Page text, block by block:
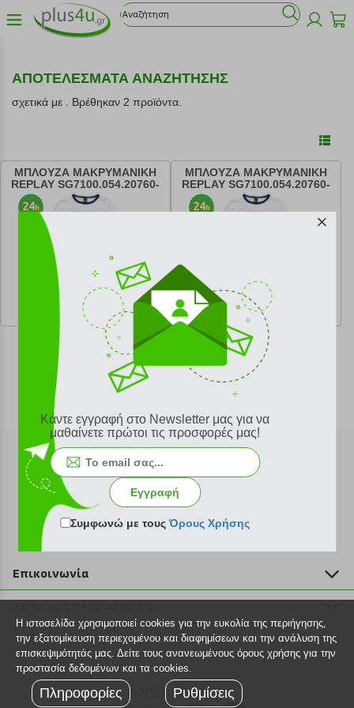
ΑΠΟΤΕΛΕΣΜΑΤΑ ΑΝΑΖΗΤΗΣΗΣ
σχετικά με . Βρέθηκαν 2 προϊόντα.
ΜΠΛΟΥΖΑ ΜΑΚΡΥΜΑΝΙΚΗ
REPLAY SG7100.054.20760-
001 ΛΕΥΚΟ (116 ΕΚ.)-(6 ΕΤΩΝ)
κωδ. 152042434
11.88 €
Ελάχιστη 30 ημερών 39.60 €
Προτεινόμενη λιανική 39.60 €
ΜΠΛΟΥΖΑ ΜΑΚΡΥΜΑΝΙΚΗ
REPLAY SG7100.054.20760-
001 ΛΕΥΚΟ (128 ΕΚ.)-(8 ΕΤΩΝ)
11.88 €
Ελάχιστη 30 ημερών 39.60 €
Προτεινόμενη λιανική 39.60 €
Επικοινωνία
211 2000 700
info@plus4u.gr
Η εταιρία
Σημεία παραλαβής
Ευκαιρίες καριέρας
Όροι χρήσης
Βοήθεια
Εξέλιξη παραγγελίας
Τρόποι παραγγελίας©2026 Plus4u.gr
Κάντε εγγραφή στο Newsletter μας για να
μαθαίνετε πρώτοι τις προσφορές μας!
Εγγραφή
Συμφωνώ με τουςΌρους Χρήσης
Η ιστοσελίδα χρησιμοποιεί cookies για την ευκολία της περιήγησης,
την εξατομίκευση περιεχομένου και διαφημίσεων και την ανάλυση της
επισκεψιμότητάς μας. Δείτε τους ανανεωμένους όρους χρήσης για την
προστασία δεδομένων και τα cookies.
Πληροφορίες Ρυθμίσεις